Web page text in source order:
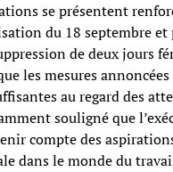
se présentent
du 18 septembre et
de deux jours
les mesures
au regard des
souligné que
compte des
dans le monde du